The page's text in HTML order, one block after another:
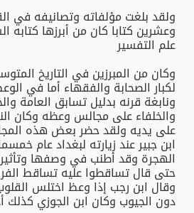
ولقد بلغت مؤلفاته وتصانيفه في
وعشرين كتابا كان من أبرزها كتابه
علم التفسير
وكان من المبرزين في التاريخ
لكبار الصحابة والفقهاء أما في
ونابغة قرنه بدليل تسابق العامة
والخلفاء على مجالس وعظه وكان
على يديه ولقد حضر بعض هذه
ابن جبير عند زيارته لبغداد عام
الهجرة وقد أطنب في وصفها
حتى قال تساقطوا عليه تساقط
وقال ابن رجب إذا وعظ اختلس
دون الجيوب وكان ابن الجوزي كذلك